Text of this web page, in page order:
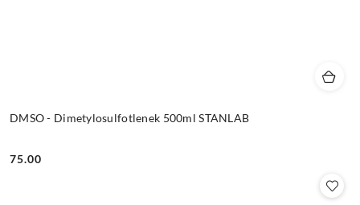
DMSO - Dimetylosulfotlenek 500ml STANLAB
Cena:
75.00